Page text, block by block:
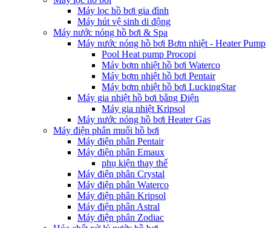
Máy lọc hồ bơi gia đình
Máy hút vệ sinh di động
Máy nước nóng hồ bơi & Spa
Máy nước nóng hồ bơi Bơm nhiệt - Heater Pump
Pool Heat pump Procopi
Máy bơm nhiệt hồ bơi Waterco
Máy bơm nhiệt hồ bơi Pentair
Máy bơm nhiệt hồ bơi LuckingStar
Máy gia nhiệt hồ bơi bằng Điện
Máy gia nhiệt Kripsol
Máy nước nóng hồ bơi Heater Gas
Máy điện phân muối hồ bơi
Máy điện phân Pentair
Máy điện phân Emaux
phụ kiện thay thế
Máy điện phân Crystal
Máy điện phân Waterco
Máy điện phân Kripsol
Máy điện phân Astral
Máy điện phân Zodiac